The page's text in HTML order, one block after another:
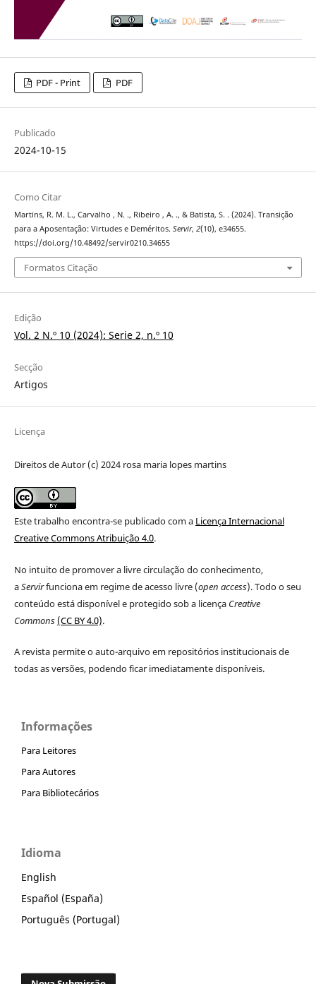
PDF - Print PDF
Publicado
2024-10-15
Como Citar
Martins, R. M. L., Carvalho , N. ., Ribeiro , A. ., & Batista, S. . (2024). Transição
para a Aposentação: Virtudes e Deméritos. Servir, 2(10), e34655.
https://doi.org/10.48492/servir0210.34655
Formatos Citação
Edição
Vol. 2 N.º 10 (2024): Serie 2, n.º 10
Secção
Artigos
Licença
Direitos de Autor (c) 2024 rosa maria lopes martins
Este trabalho encontra-se publicado com a Licença Internacional
Creative Commons Atribuição 4.0.
No intuito de promover a livre circulação do conhecimento,
aServirfunciona em regime de acesso livre (open access). Todo o seu
conteúdo está disponível e protegido sob a licença Creative
Commons(CC BY 4.0).
A revista permite o auto-arquivo em repositórios institucionais de
todas as versões, podendo ficar imediatamente disponíveis.
Informações
Para Leitores
Para Autores
Para Bibliotecários
Idioma
English
Español (España)
Português (Portugal)